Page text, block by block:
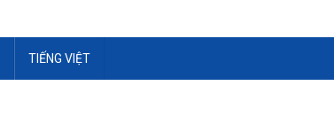
TIẾNG VIỆT